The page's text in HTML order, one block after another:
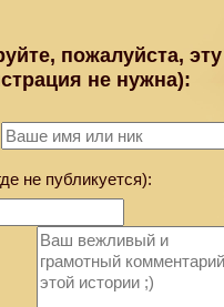
пожалуйста, эту
не нужна):
не публикуется):